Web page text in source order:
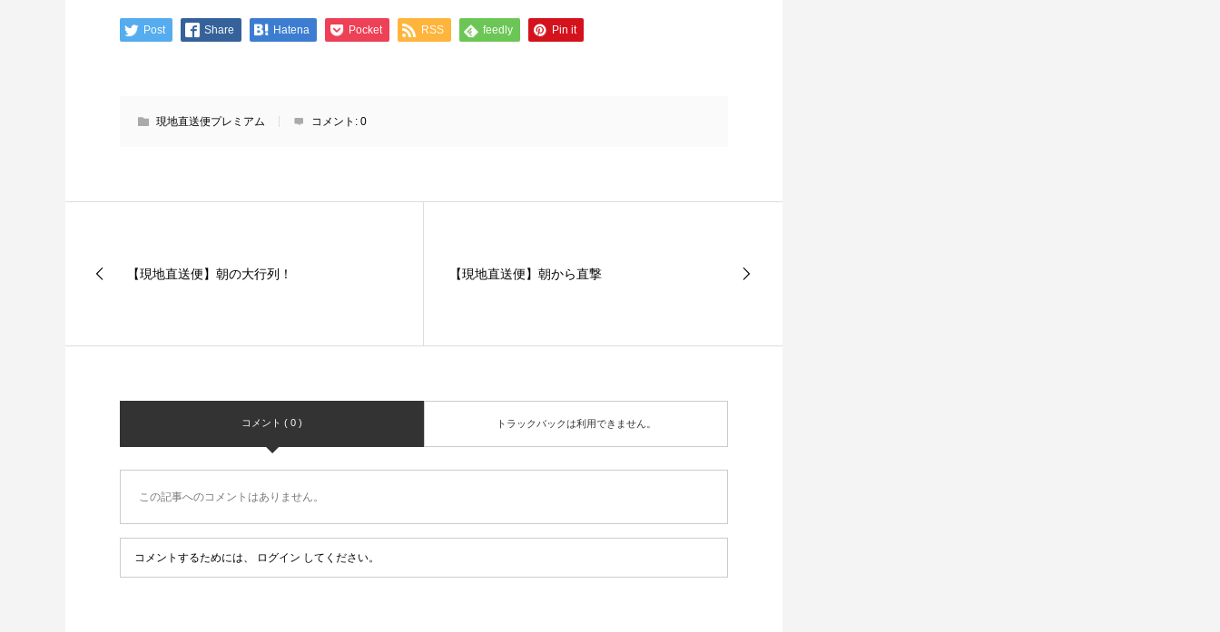
Post Share Hatena Pocket RSS feedly Pin it
現地直送便プレミアム コメント: 0
【現地直送便】朝の大行列！ 【現地直送便】朝から直撃
コメント ( 0 ) トラックバックは利用できません。
この記事へのコメントはありません。
コメントするためには、 ログイン してください。